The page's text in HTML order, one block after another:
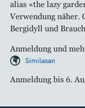
alias «the lazy
Verwendung näher.
Bergidyll und
Anmeldung und
Similasan
Anmeldung bis 6.